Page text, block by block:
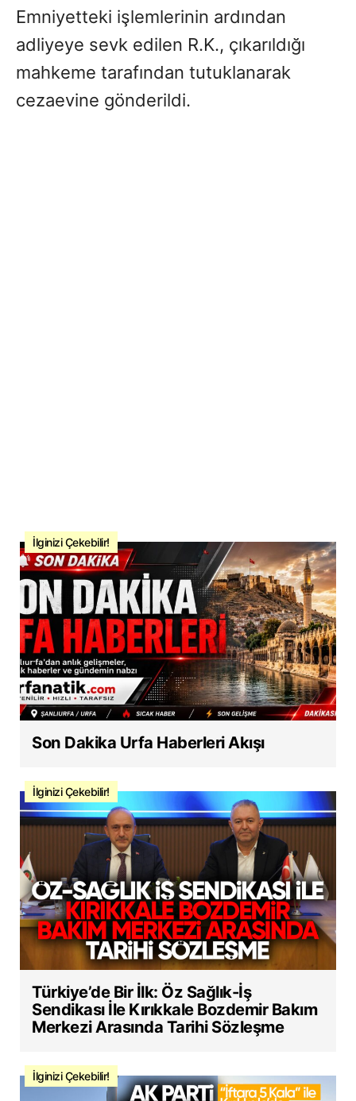
Emniyetteki işlemlerinin ardından
adliyeye sevk edilen R.K., çıkarıldığı
mahkeme tarafından tutuklanarak
cezaevine gönderildi.
İlginizi Çekebilir!
Son Dakika Urfa Haberleri Akışı
İlginizi Çekebilir!
Türkiye’de Bir İlk: Öz Sağlık-İş
Sendikası İle Kırıkkale Bozdemir Bakım
Merkezi Arasında Tarihi Sözleşme
İlginizi Çekebilir!